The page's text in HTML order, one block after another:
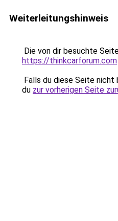
Weiterleitungshinweis
Die von dir besuchte
https://thinkcarforum.com
Falls du diese Seite
du zur vorherigen Seite